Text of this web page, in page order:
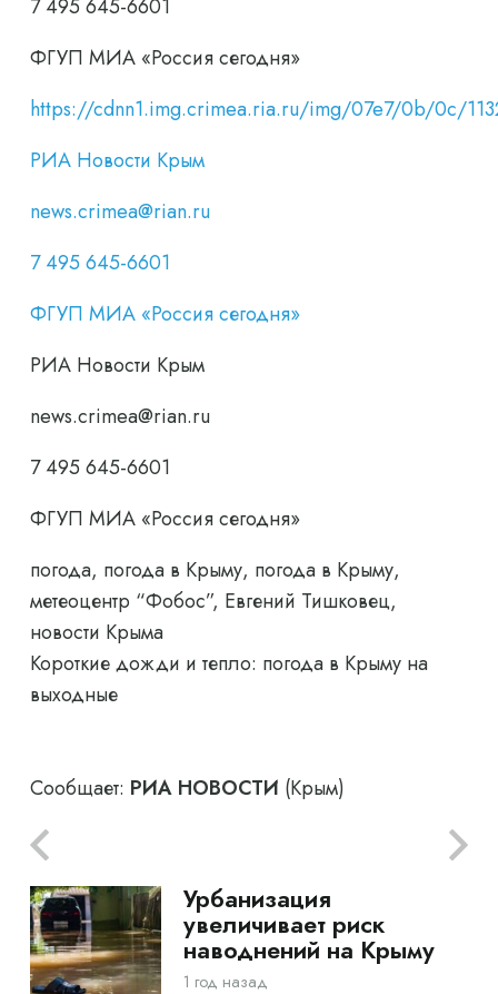
7 495 645-6601
ФГУП МИА «Россия сегодня»
https://cdnn1.img.crimea.ria.ru/img/07e7/0b/0c/
РИА Новости Крым
news.crimea@rian.ru
7 495 645-6601
ФГУП МИА «Россия сегодня»
РИА Новости Крым
news.crimea@rian.ru
7 495 645-6601
ФГУП МИА «Россия сегодня»
погода, погода в Крыму, погода в Крыму,
метеоцентр “Фобос”, Евгений Тишковец,
новости Крыма
Короткие дожди и тепло: погода в Крыму на
выходные
Сообщает: РИА НОВОСТИ (Крым)
Урбанизация
увеличивает риск
наводнений на Крыму
1 год назад